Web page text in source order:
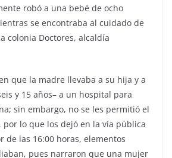
robó a una bebé de ocho
se encontraba al cuidado de
colonia Doctores, alcaldía
que la madre llevaba a su hija y a
y 15 años– a un hospital para
sin embargo, no se les permitió el
por lo que los dejó en la vía pública
de las 16:00 horas, elementos
pues narraron que una mujer